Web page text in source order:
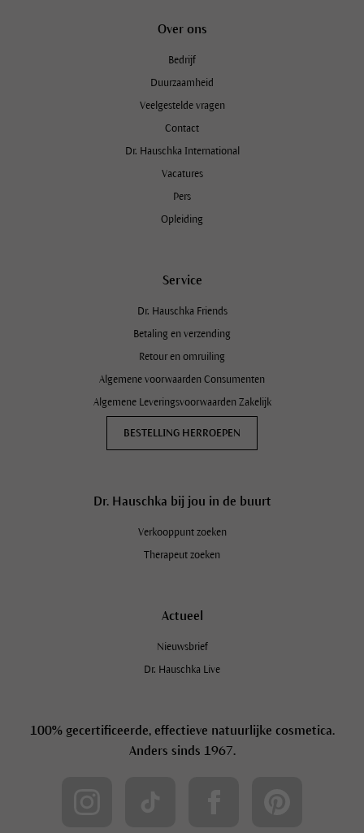
Over ons
Bedrijf
Duurzaamheid
Veelgestelde vragen
Contact
Dr. Hauschka International
Vacatures
Pers
Opleiding
Service
Dr. Hauschka Friends
Betaling en verzending
Retour en omruiling
Algemene voorwaarden Consumenten
Algemene Leveringsvoorwaarden Zakelijk
BESTELLING HERROEPEN
Dr. Hauschka bij jou in de buurt
Verkooppunt zoeken
Therapeut zoeken
Actueel
Nieuwsbrief
Dr. Hauschka Live
100% gecertificeerde, effectieve natuurlijke cosmetica.
Anders sinds 1967.